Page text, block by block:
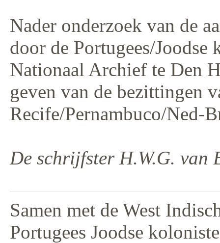
Nader onderzoek van de
door de Portugees/
Nationaal Archief te Den
geven van de bezittingen
Recife/Pernambuco/Ned-
De schrijfster H.W.G. van
Samen met de West
Portugees Joodse